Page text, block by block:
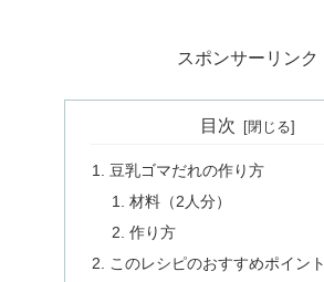
スポンサーリンク
目次
豆乳ゴマだれの作り方
材料（2人分）
作り方
このレシピのおすすめポイント